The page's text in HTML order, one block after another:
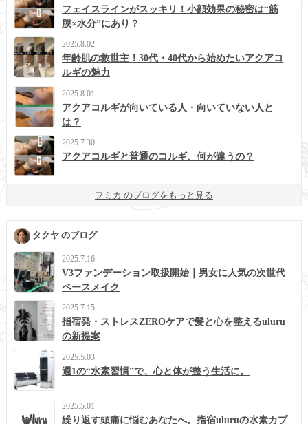
フェイスラインがスッキリ！小顔効果の秘密は“筋
膜×水分”にあり？
2025.8.02
年齢肌の救世主！30代・40代から始めたいアクアコ
ルギの魅力
2025.8.01
アクアコルギが向いている人・向いていない人と
は？
2025.7.30
アクアコルギと普通のコルギ、何が違うの？
フミカ のブログをもっと見る
タクヤ のブログ
2025.7.16
V3ファンデーション取扱開始｜男女に人気の次世代
ベースメイク
2025.7.15
指宿発・ストレスZEROケアで髪と心を整えるuluru
の新提案
2025.5.03
週1の“水素習慣”で、心と体が整う生活に。
2025.5.01
繰り返す頭痛に悩むあなたへ。指宿uluruの水素カプ